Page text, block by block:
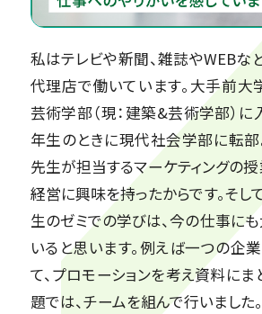
私はテレビや新聞、雑誌やWEBな
代理店で働いています。大手前大
芸術学部（現：建築&芸術学部）に
年生のときに現代社会学部に転部
先生が担当するマーケティングの
経営に興味を持ったからです。そ
生のゼミでの学びは、今の仕事に
いると思います。例えば一つの企
て、プロモーションを考え資料に
題では、チームを組んで行いました。